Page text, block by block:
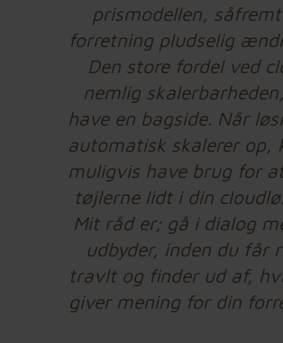
prismodellen,
forretning pludselig
Den store fordel ved
nemlig
have en bagside. Når
automatisk skalerer op,
muligvis have brug for
tøjlerne lidt i din
Mit råd er; gå i dialog
udbyder, inden du får
travlt og finder ud af,
giver mening for din